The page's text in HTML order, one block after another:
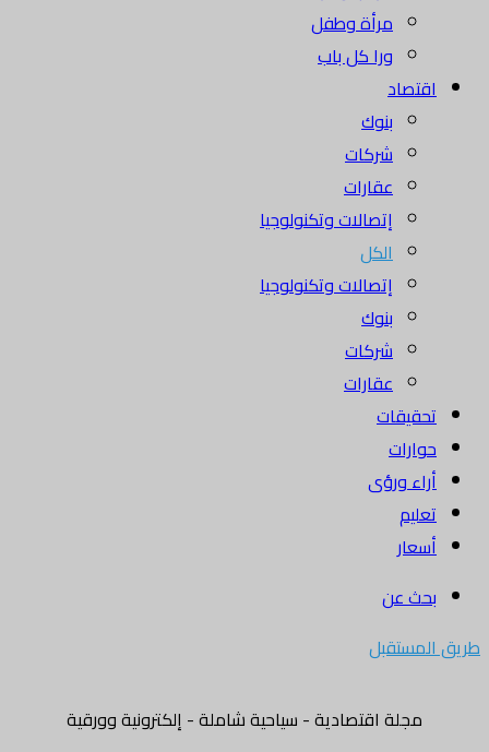
مرأة وطفل
ورا كل باب
اقتصاد
بنوك
شركات
عقارات
إتصالات وتكنولوجيا
الكل
إتصالات وتكنولوجيا
بنوك
شركات
عقارات
تحقيقات
حوارات
أراء ورؤى
تعليم
أسعار
بحث عن
طريق المستقبل
مجلة اقتصادية - سياحية شاملة - إلكترونية وورقية